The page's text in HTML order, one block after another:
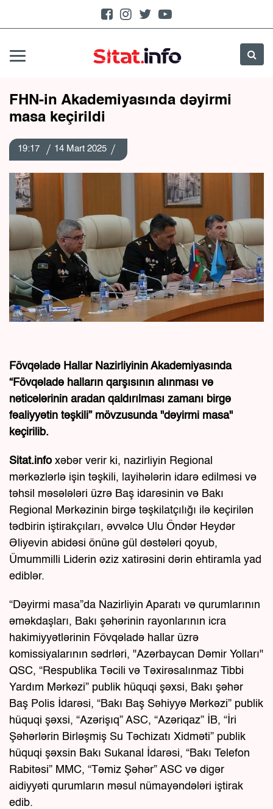
FHN-in Akademiyasında dəyirmi
masa keçirildi
19:17 14 Mart 2025
Fövqəladə Hallar Nazirliyinin Akademiyasında
“Fövqəladə halların qarşısının alınması və
nəticələrinin aradan qaldırılması zamanı birgə
fəaliyyətin təşkili” mövzusunda "dəyirmi masa"
keçirilib.
Sitat.info xəbər verir ki, nazirliyin Regional
mərkəzlərlə işin təşkili, layihələrin idarə edilməsi və
təhsil məsələləri üzrə Baş idarəsinin və Bakı
Regional Mərkəzinin birgə təşkilatçılığı ilə keçirilən
tədbirin iştirakçıları, əvvəlcə Ulu Öndər Heydər
Əliyevin abidəsi önünə gül dəstələri qoyub,
Ümummilli Liderin əziz xatirəsini dərin ehtiramla yad
ediblər.
“Dəyirmi masa”da Nazirliyin Aparatı və qurumlarının
əməkdaşları, Bakı şəhərinin rayonlarının icra
hakimiyyətlərinin Fövqəladə hallar üzrə
komissiyalarının sədrləri, "Azərbaycan Dəmir Yolları"
QSC, “Respublika Təcili və Təxirəsalınmaz Tibbi
Yardım Mərkəzi” publik hüquqi şəxsi, Bakı şəhər
Baş Polis İdarəsi, “Bakı Baş Səhiyyə Mərkəzi” publik
hüquqi şəxsi, “Azərişıq” ASC, “Azəriqaz” İB, “İri
Şəhərlərin Birləşmiş Su Təchizatı Xidməti” publik
hüquqi şəxsin Bakı Sukanal İdarəsi, “Bakı Telefon
Rabitəsi” MMC, “Təmiz Şəhər” ASC və digər
aidiyyəti qurumların məsul nümayəndələri iştirak
edib.